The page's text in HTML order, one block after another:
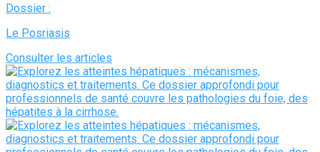
Dossier :
Le Posriasis
Consulter les articles